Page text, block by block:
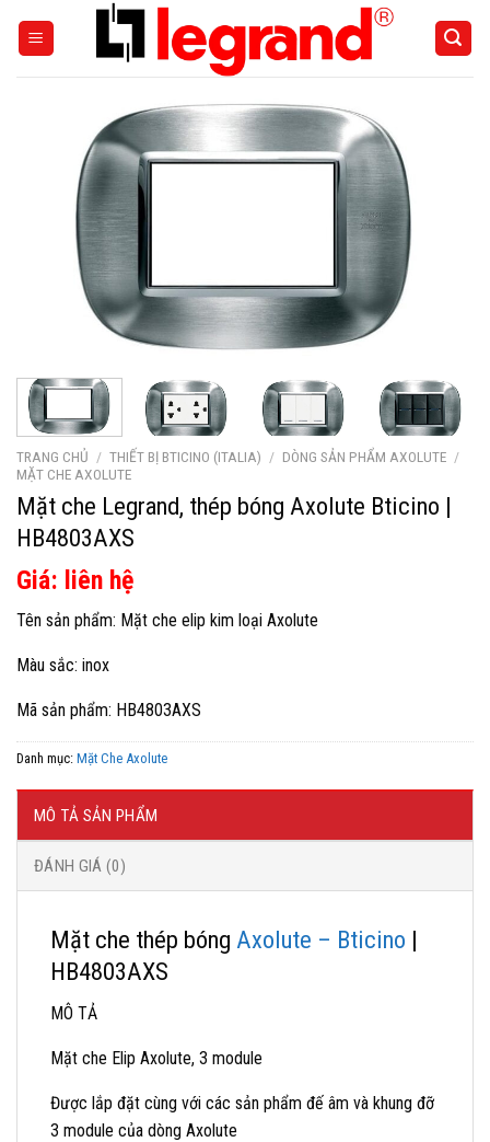
TRANG CHỦ / THIẾT BỊ BTICINO (ITALIA) / DÒNG SẢN PHẨM AXOLUTE /
MẶT CHE AXOLUTE
Mặt che Legrand, thép bóng Axolute Bticino |
HB4803AXS
Giá: liên hệ
Tên sản phẩm: Mặt che elip kim loại Axolute
Màu sắc: inox
Mã sản phẩm: HB4803AXS
Danh mục: Mặt Che Axolute
MÔ TẢ SẢN PHẨM
ĐÁNH GIÁ (0)
Mặt che thép bóng Axolute – Bticino |
HB4803AXS
MÔ TẢ
Mặt che Elip Axolute, 3 module
Được lắp đặt cùng với các sản phẩm đế âm và khung đỡ
3 module của dòng Axolute